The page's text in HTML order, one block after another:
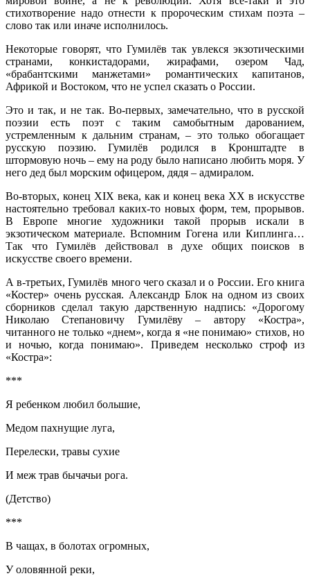
стихотворение надо отнести к пророческим стихам поэта –
слово так или иначе исполнилось.
Некоторые говорят, что Гумилёв так увлекся экзотическими
странами, конкистадорами, жирафами, озером Чад,
«брабантскими манжетами» романтических капитанов,
Африкой и Востоком, что не успел сказать о России.
Это и так, и не так. Во-первых, замечательно, что в русской
поэзии есть поэт с таким самобытным дарованием,
устремленным к дальним странам, – это только обогащает
русскую поэзию. Гумилёв родился в Кронштадте в
штормовую ночь – ему на роду было написано любить моря. У
него дед был морским офицером, дядя – адмиралом.
Во-вторых, конец XIX века, как и конец века XX в искусстве
настоятельно требовал каких-то новых форм, тем, прорывов.
В Европе многие художники такой прорыв искали в
экзотическом материале. Вспомним Гогена или Киплинга…
Так что Гумилёв действовал в духе общих поисков в
искусстве своего времени.
А в-третьих, Гумилёв много чего сказал и о России. Его книга
«Костер» очень русская. Александр Блок на одном из своих
сборников сделал такую дарственную надпись: «Дорогому
Николаю Степановичу Гумилёву – автору «Костра»,
читанного не только «днем», когда я «не понимаю» стихов, но
и ночью, когда понимаю». Приведем несколько строф из
«Костра»:
***
Я ребенком любил большие,
Медом пахнущие луга,
Перелески, травы сухие
И меж трав бычачьи рога.
(Детство)
***
В чащах, в болотах огромных,
У оловянной реки,